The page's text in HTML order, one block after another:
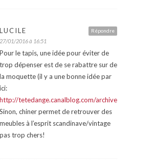
Répondre
LUCILE
27/01/2016 à 16:51
Pour le tapis, une idée pour éviter de
trop dépenser est de se rabattre sur de
la moquette (il y a une bonne idée par
ici:
http://tetedange.canalblog.com/archives/2013/
Sinon, chiner permet de retrouver des
meubles à l’esprit scandinave/vintage
pas trop chers!